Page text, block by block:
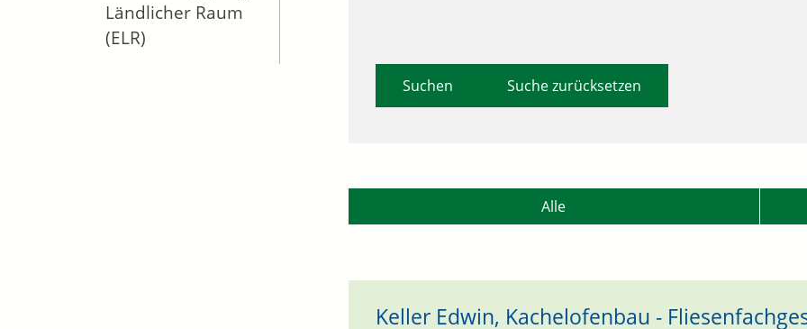
Ländlicher Raum
(ELR)
Suche zurücksetzen
Alle
Keller Edwin, Kachelofenbau -